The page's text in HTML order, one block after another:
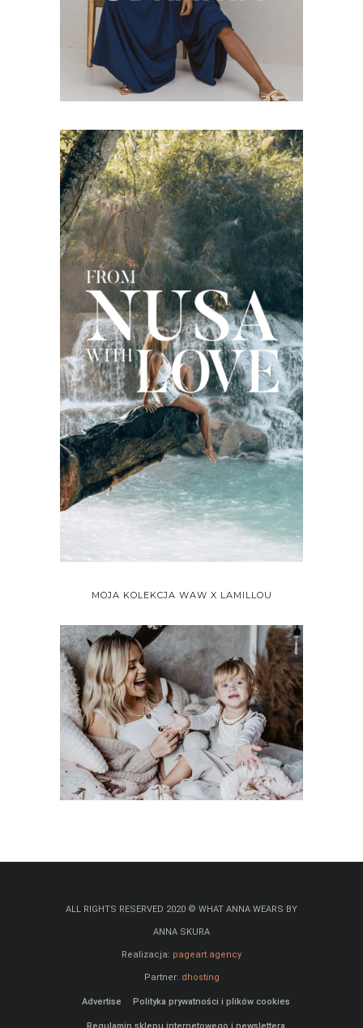
MOJA KOLEKCJA WAW X LAMILLOU
ALL RIGHTS RESERVED 2020 © WHAT ANNA WEARS BY
ANNA SKURA
Realizacja: pageart.agency
Partner: dhosting
Advertise Polityka prywatności i plików cookies